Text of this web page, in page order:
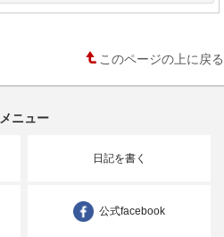
このページの上に戻る
メニュー
日記を書く
公式facebook